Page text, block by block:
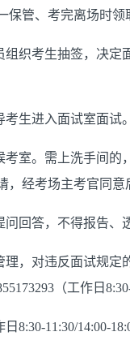
保管、考完离场时领
组织考生抽签，决
考生进入面试室面
考室。需上洗手间
，经考场主考官同意
回答，不得报告
理，对违反面试规
（工作日
8:30-11:30/14:00-